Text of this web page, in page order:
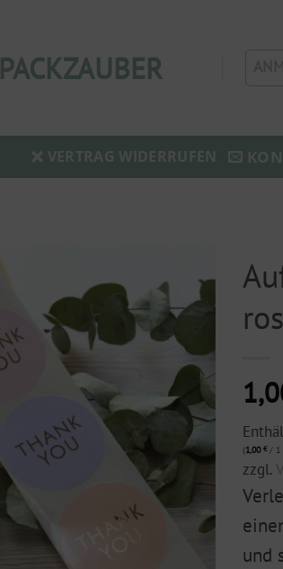
PACKZAUBER
VERTRAG WIDERRUFEN
(1,00 €/ 1
zzgl.
und